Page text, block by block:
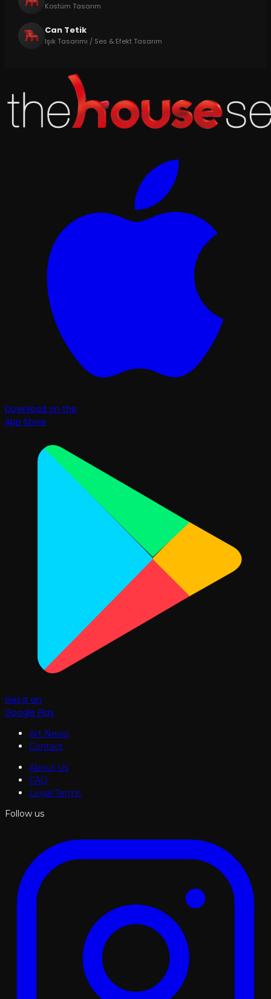
Kostüm Tasarım
Can Tetik
Işık Tasarımı / Ses & Efekt Tasarım
Download on the
App Store
Get it on
Google Play
Art News
Contact
About Us
FAQ
Legal Terms
Follow us